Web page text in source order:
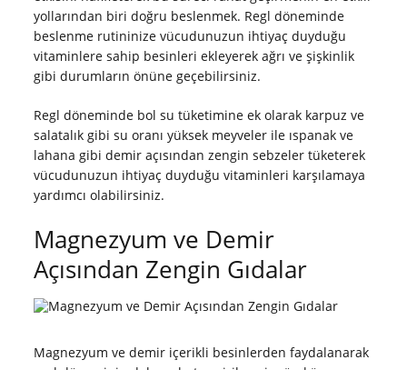
yollarından biri doğru beslenmek. Regl döneminde
beslenme rutininize vücudunuzun ihtiyaç duyduğu
vitaminlere sahip besinleri ekleyerek ağrı ve şişkinlik
gibi durumların önüne geçebilirsiniz.
Regl döneminde bol su tüketimine ek olarak karpuz ve
salatalık gibi su oranı yüksek meyveler ile ıspanak ve
lahana gibi demir açısından zengin sebzeler tüketerek
vücudunuzun ihtiyaç duyduğu vitaminleri karşılamaya
yardımcı olabilirsiniz.
Magnezyum ve Demir
Açısından Zengin Gıdalar
Magnezyum ve demir içerikli besinlerden faydalanarak